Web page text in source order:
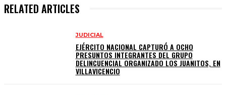
RELATED ARTICLES
JUDICIAL
EJÉRCITO NACIONAL CAPTURÓ A OCHO
PRESUNTOS INTEGRANTES DEL GRUPO
DELINCUENCIAL ORGANIZADO LOS JUANITOS, EN
VILLAVICENCIO